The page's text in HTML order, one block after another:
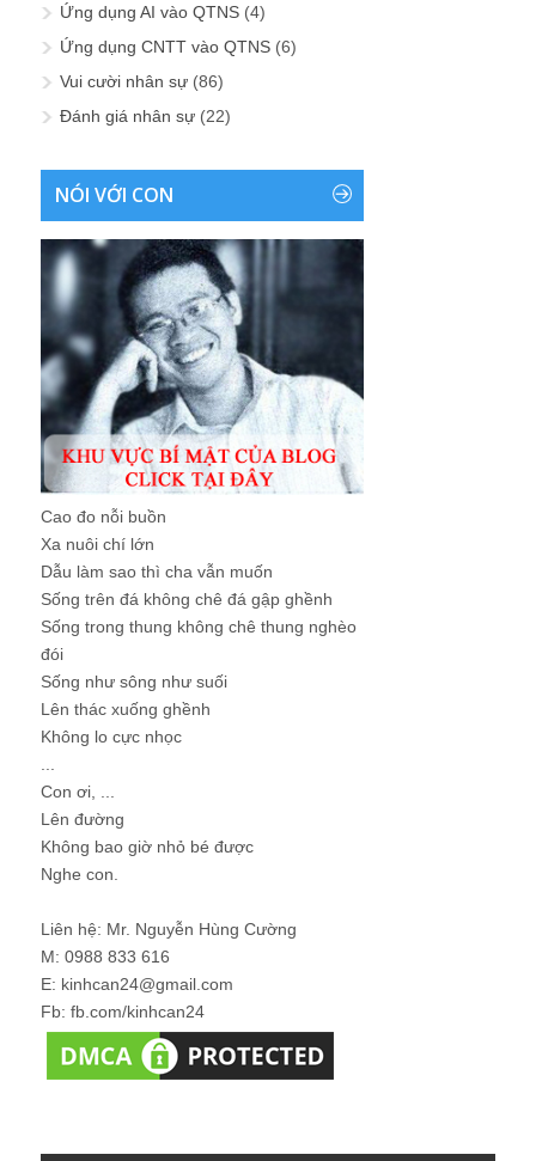
Ứng dụng AI vào QTNS (4)
Ứng dụng CNTT vào QTNS (6)
Vui cười nhân sự (86)
Đánh giá nhân sự (22)
NÓI VỚI CON
Cao đo nỗi buồn
Xa nuôi chí lớn
Dẫu làm sao thì cha vẫn muốn
Sống trên đá không chê đá gập ghềnh
Sống trong thung không chê thung nghèo
đói
Sống như sông như suối
Lên thác xuống ghềnh
Không lo cực nhọc
Con ơi, ...
Lên đường
Không bao giờ nhỏ bé được
Nghe con.
Liên hệ: Mr. Nguyễn Hùng Cường
M: 0988 833 616
E: kinhcan24@gmail.com
Fb: fb.com/kinhcan24